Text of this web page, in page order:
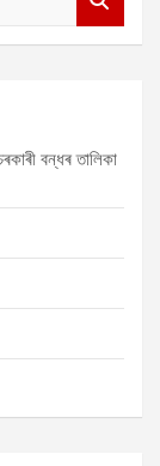
বন্ধৰ তালিকা